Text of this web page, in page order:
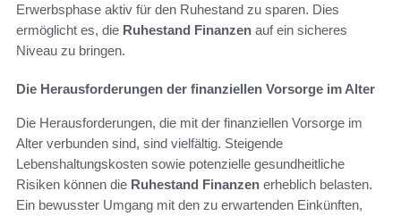
Erwerbsphase aktiv für den Ruhestand zu sparen. Dies
ermöglicht es, die Ruhestand Finanzen auf ein sicheres
Niveau zu bringen.
Die Herausforderungen der finanziellen Vorsorge im Alter
Die Herausforderungen, die mit der finanziellen Vorsorge im
Alter verbunden sind, sind vielfältig. Steigende
Lebenshaltungskosten sowie potenzielle gesundheitliche
Risiken können die Ruhestand Finanzen erheblich belasten.
Ein bewusster Umgang mit den zu erwartenden Einkünften,